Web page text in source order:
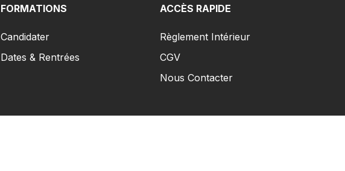
FORMATIONS
Candidater
Dates & Rentrées
ACCÈS RAPIDE
Règlement Intérieur
CGV
Nous Contacter